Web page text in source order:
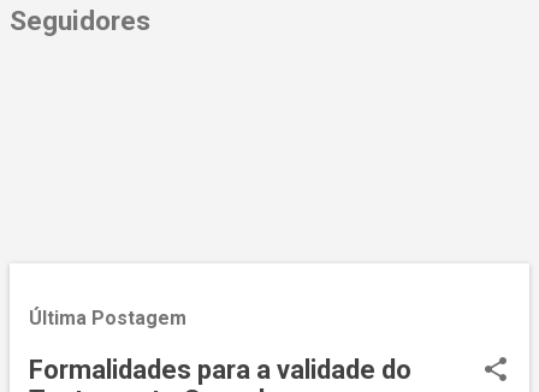
P
s
Seguidores
Última Postagem
Formalidades para a validade do